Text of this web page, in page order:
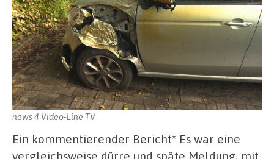
news 4 Video-Line TV
Ein kommentierender Bericht* Es war eine
vergleichsweise dürre und späte Meldung, mit